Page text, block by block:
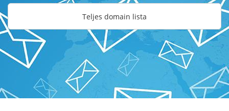
Teljes domain lista